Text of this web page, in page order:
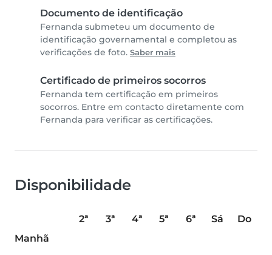
Documento de identificação
Fernanda submeteu um documento de
identificação governamental e completou as
verificações de foto. Saber mais
Certificado de primeiros socorros
Fernanda tem certificação em primeiros
socorros. Entre em contacto diretamente com
Fernanda para verificar as certificações.
Disponibilidade
2ª 3ª 4ª 5ª 6ª Sá
Do
Manhã